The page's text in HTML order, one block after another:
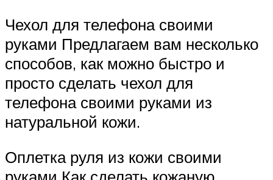
Чехол для телефона своими
руками Предлагаем вам несколько
способов, как можно быстро и
просто сделать чехол для
телефона своими руками из
натуральной кожи.
Оплетка руля из кожи своими